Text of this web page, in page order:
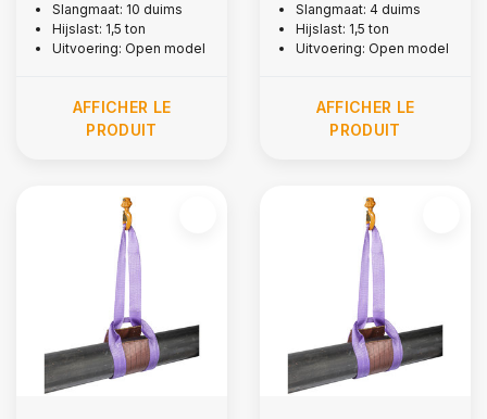
Slangmaat: 10 duims
Hijslast: 1,5 ton
Uitvoering: Open model
AFFICHER LE
PRODUIT
Slangmaat: 4 duims
Hijslast: 1,5 ton
Uitvoering: Open model
AFFICHER LE
PRODUIT